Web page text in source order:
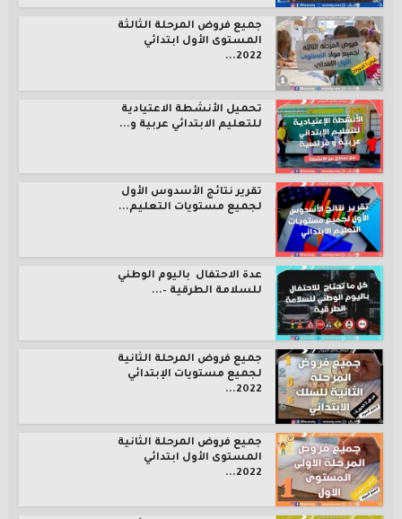
جميع فروض المرحلة الثالثة
المستوى الأول ابتدائي
2022...
تحميل الأنشطة الاعتيادية
للتعليم الابتدائي عربية و...
تقرير نتائج الأسدوس الأول
لجميع مستويات التعليم...
عدة الاحتفال باليوم الوطني
للسلامة الطرقية –...
جميع فروض المرحلة الثانية
لجميع مستويات الإبتدائي
2022...
جميع فروض المرحلة الثانية
المستوى الأول ابتدائي
2022...